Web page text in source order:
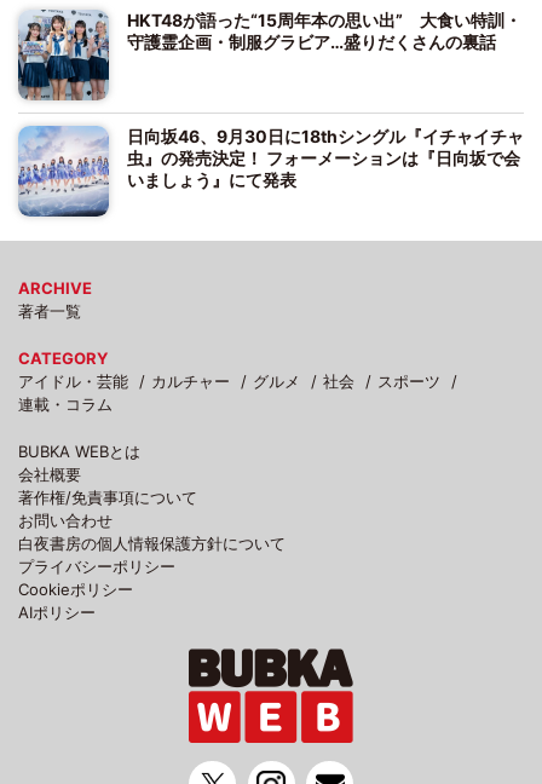
HKT48が語った“15周年本の思い出” 大食い特訓・
守護霊企画・制服グラビア…盛りだくさんの裏話
日向坂46、9月30日に18thシングル『イチャイチャ
虫』の発売決定！ フォーメーションは『日向坂で会
いましょう』にて発表
ARCHIVE
著者一覧
CATEGORY
アイドル・芸能
カルチャー グルメ 社会
スポーツ
連載・コラム
BUBKA WEBとは
会社概要
著作権/免責事項について
お問い合わせ
白夜書房の個人情報保護方針について
プライバシーポリシー
Cookieポリシー
AIポリシー